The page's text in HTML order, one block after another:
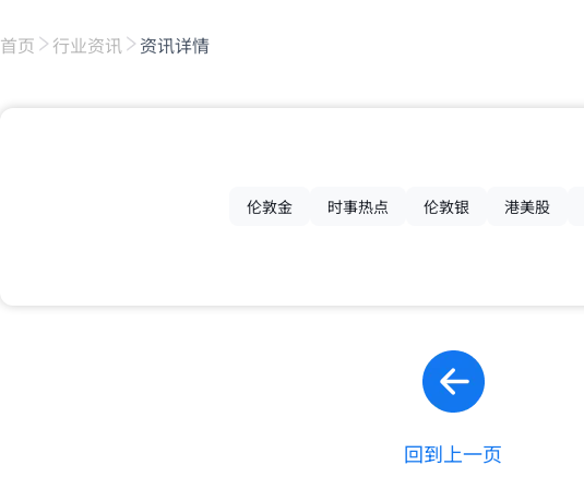
首页 行业资讯 资讯详情
伦敦金 时事热点 伦敦银 港美股
回到上一页